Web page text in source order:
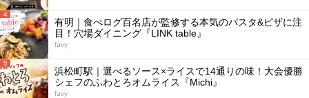
4
有明｜食べログ百名店が監修する本気のパスタ&ピザに注
目！穴場ダイニング『LINK table』
favy
5
浜松町駅｜選べるソース×ライスで14通りの味！大会優勝
シェフのふわとろオムライス『Michi』
favy